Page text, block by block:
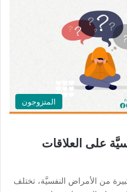
المتزوجون
على العلاقات
من الأمراض النفسيَّة، تختلف